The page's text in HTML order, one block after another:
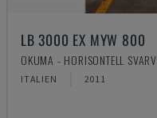
LB 3000 EX MYW 800
OKUMA - HORISONTELL SVARV
ITALIEN 2011